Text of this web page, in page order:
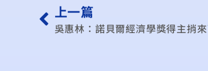
上一篇
吳惠林：諾貝爾經濟學獎得主捎